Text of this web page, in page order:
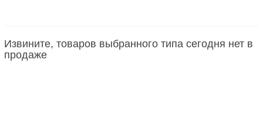
Многоуровневая клеммная колодка
Извините, товаров выбранного типа сегодня нет в
продаже